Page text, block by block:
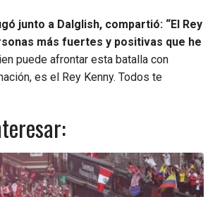
junto a Dalglish, compartió: “El Rey
más fuertes y positivas que he
puede afrontar esta batalla con
es el Rey Kenny. Todos te